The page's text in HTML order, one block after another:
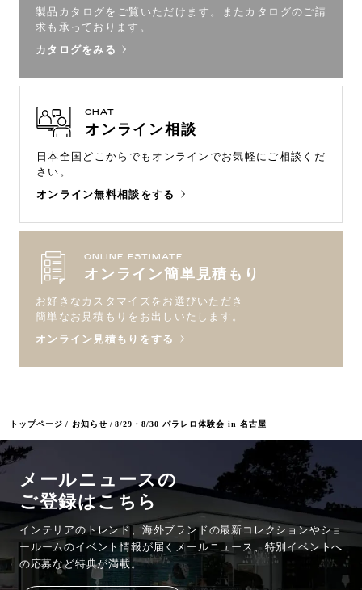
トップページ お知らせ 8/29・8/30 パラレロ体験会 in 名古屋
製品カタログをご覧いただけます。
またカタログのご請
求も承っております。
カタログをみる
CHAT
オンライン相談
日本全国どこからでもオンラインでお気軽にご相談くだ
さい。
オンライン無料相談をする
ONLINE ESTIMATE
オンライン簡単見積もり
お好きなカスタマイズをお選びいただき
簡単なお見積もりをお出しいたします。
オンライン見積もりをする
メールニュースの
ご登録はこちら
インテリアのトレンド、海外ブランドの最新コレクションやショ
ールームのイベント情報が届くメールニュース、特別イベントへ
の応募など特典が満載。